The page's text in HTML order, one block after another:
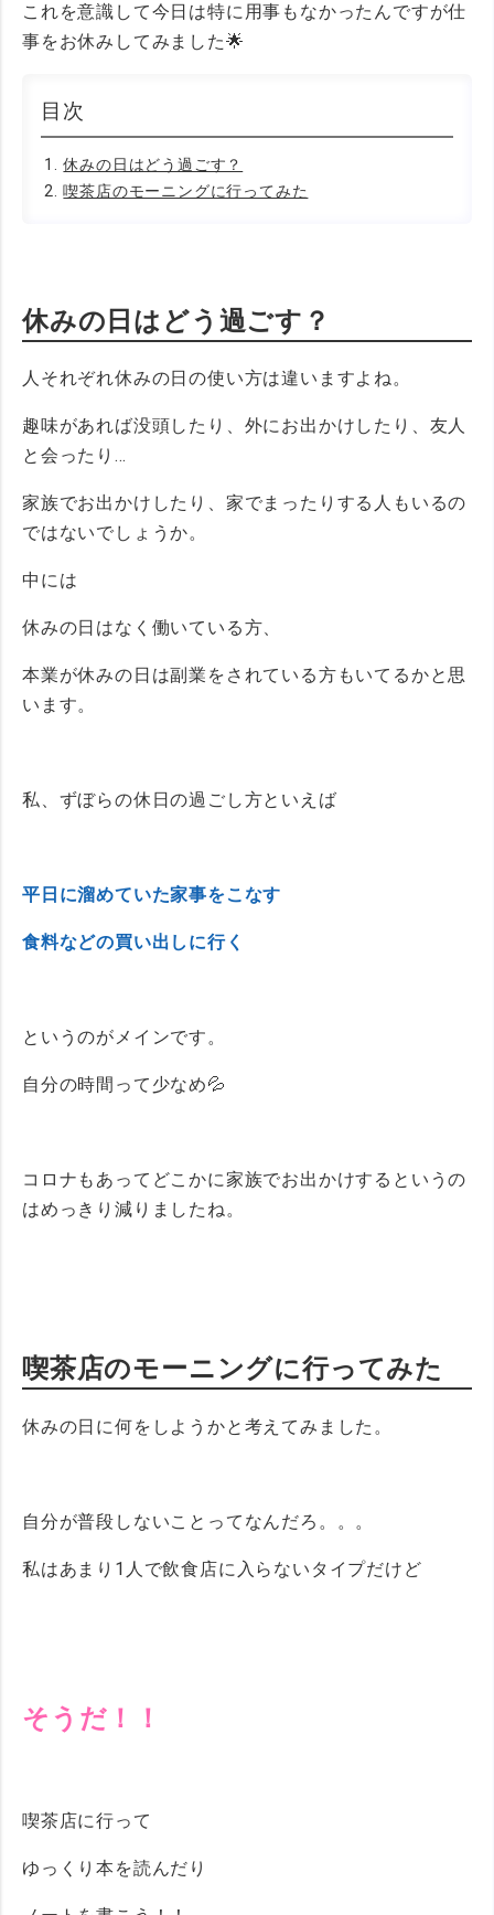
これを意識して今日は特に用事もなかったんですが仕
事をお休みしてみました🌟
休みの日はどう過ごす？
喫茶店のモーニングに行ってみた
休みの日はどう過ごす？
人それぞれ休みの日の使い方は違いますよね。
趣味があれば没頭したり、外にお出かけしたり、友人
と会ったり…
家族でお出かけしたり、家でまったりする人もいるの
ではないでしょうか。
中には
休みの日はなく働いている方、
本業が休みの日は副業をされている方もいてるかと思
います。
私、ずぼらの休日の過ごし方といえば
平日に溜めていた家事をこなす
食料などの買い出しに行く
というのがメインです。
自分の時間って少なめ💦
コロナもあってどこかに家族でお出かけするというの
はめっきり減りましたね。
喫茶店のモーニングに行ってみた
休みの日に何をしようかと考えてみました。
自分が普段しないことってなんだろ。。。
私はあまり1人で飲食店に入らないタイプだけど
そうだ！！
喫茶店に行って
ゆっくり本を読んだり